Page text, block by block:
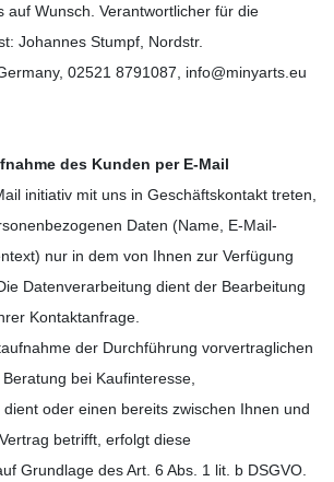
auf Wunsch. Verantwortlicher für die
Johannes Stumpf, Nordstr.
02521 8791087, info@minyarts.eu
des Kunden per E-Mail
initiativ mit uns in Geschäftskontakt treten,
Daten (Name, E-Mail-
nur in dem von Ihnen zur Verfügung
Datenverarbeitung dient der Bearbeitung
Kontaktanfrage.
der Durchführung vorvertraglichen
bei Kaufinteresse,
oder einen bereits zwischen Ihnen und
betrifft, erfolgt diese
Grundlage des Art. 6 Abs. 1 lit. b DSGVO.